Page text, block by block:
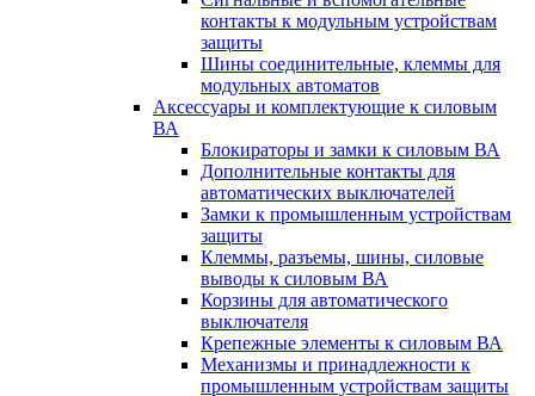
контакты к модульным устройствам
защиты
Шины соединительные, клеммы для
модульных автоматов
Аксессуары и комплектующие к силовым
ВА
Блокираторы и замки к силовым ВА
Дополнительные контакты для
автоматических выключателей
Замки к промышленным устройствам
защиты
Клеммы, разъемы, шины, силовые
выводы к силовым ВА
Корзины для автоматического
выключателя
Крепежные элементы к силовым ВА
Механизмы и принадлежности к
промышленным устройствам защиты